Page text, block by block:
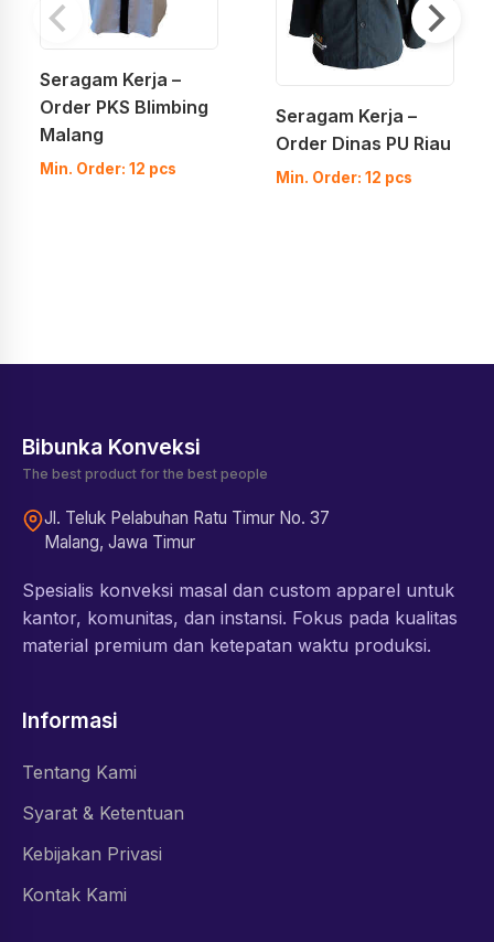
Seragam Kerja –
Order PKS Blimbing
Malang
Min. Order: 12 pcs
Seragam Kerja –
Order Dinas PU Riau
Min. Order: 12 pcs
Bibunka Konveksi
The best product for the best people
Jl. Teluk Pelabuhan Ratu Timur No. 37
Malang, Jawa Timur
Spesialis konveksi masal dan custom apparel untuk
kantor, komunitas, dan instansi. Fokus pada kualitas
material premium dan ketepatan waktu produksi.
Informasi
Tentang Kami
Syarat & Ketentuan
Kebijakan Privasi
Kontak Kami